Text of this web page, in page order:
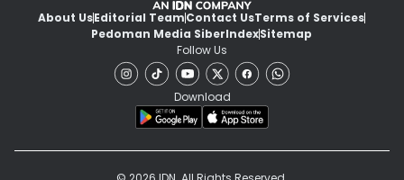
About UsEditorial TeamContact UsTerms of Services
Pedoman Media SiberIndexSitemap
Follow Us
Download